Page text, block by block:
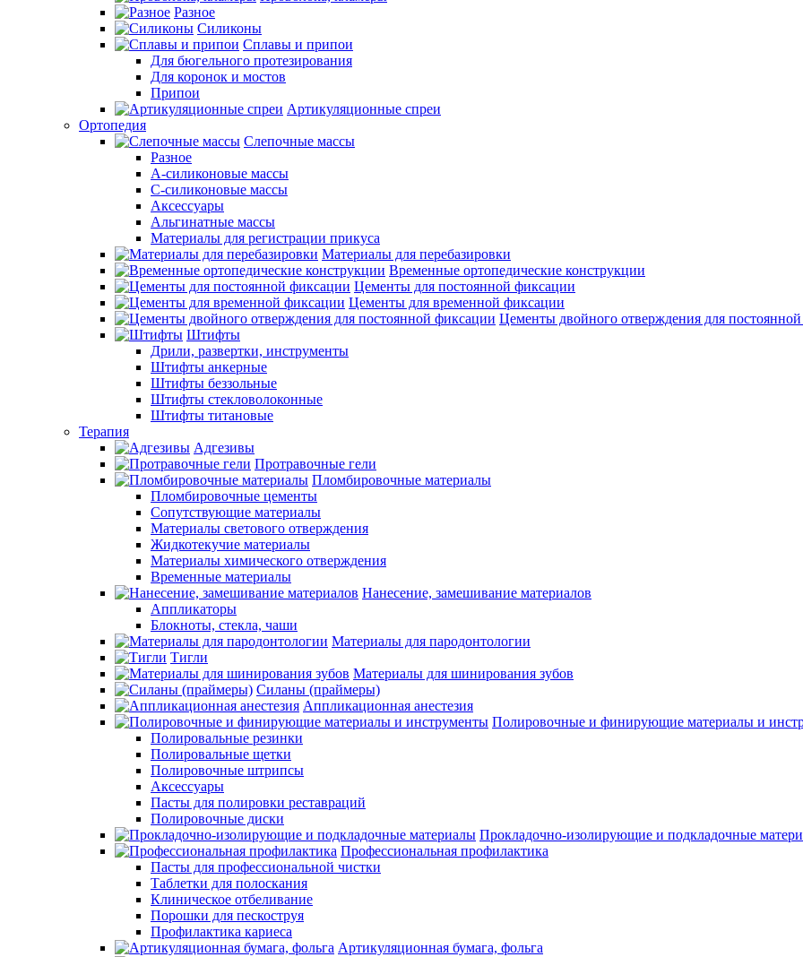
Разное
Силиконы
Сплавы и припои
Для бюгельного протезирования
Для коронок и мостов
Припои
Артикуляционные спреи
Ортопедия
Слепочные массы
Разное
А-силиконовые массы
С-силиконовые массы
Аксессуары
Альгинатные массы
Материалы для регистрации прикуса
Материалы для перебазировки
Временные ортопедические конструкции
Цементы для постоянной фиксации
Цементы для временной фиксации
Цементы двойного отверждения для
Штифты
Дрили, развертки, инструменты
Штифты анкерные
Штифты беззольные
Штифты стекловолоконные
Штифты титановые
Терапия
Адгезивы
Протравочные гели
Пломбировочные материалы
Пломбировочные цементы
Сопутствующие материалы
Материалы светового отверждения
Жидкотекучие материалы
Материалы химического отверждения
Временные материалы
Нанесение, замешивание материалов
Аппликаторы
Блокноты, стекла, чаши
Материалы для пародонтологии
Тигли
Материалы для шинирования зубов
Силаны (праймеры)
Аппликационная анестезия
Полировочные и финирующие материалы и
Полировальные резинки
Полировальные щетки
Полировочные штрипсы
Аксессуары
Пасты для полировки реставраций
Полировочные диски
Прокладочно-изолирующие и подкладочные
Профессиональная профилактика
Пасты для профессиональной чистки
Таблетки для полоскания
Клиническое отбеливание
Порошки для пескоструя
Профилактика кариеса
Артикуляционная бумага, фольга